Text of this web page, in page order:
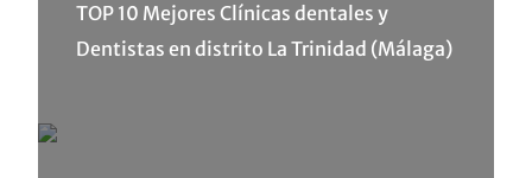
TOP 10 Mejores Clínicas dentales y
Dentistas en distrito La Trinidad (Málaga)